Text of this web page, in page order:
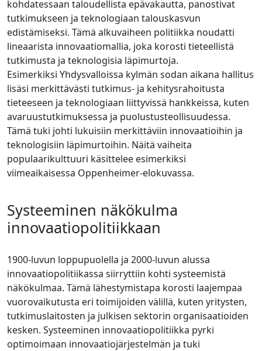
kohdatessaan taloudellista epävakautta, panostivat
tutkimukseen ja teknologiaan talouskasvun
edistämiseksi. Tämä alkuvaiheen politiikka noudatti
lineaarista innovaatiomallia, joka korosti tieteellistä
tutkimusta ja teknologisia läpimurtoja.
Esimerkiksi Yhdysvalloissa kylmän sodan aikana hallitus
lisäsi merkittävästi tutkimus- ja kehitysrahoitusta
tieteeseen ja teknologiaan liittyvissä hankkeissa, kuten
avaruustutkimuksessa ja puolustusteollisuudessa.
Tämä tuki johti lukuisiin merkittäviin innovaatioihin ja
teknologisiin läpimurtoihin. Näitä vaiheita
populaarikulttuuri käsittelee esimerkiksi
viimeaikaisessa Oppenheimer-elokuvassa.
Systeeminen näkökulma
innovaatiopolitiikkaan
1900-luvun loppupuolella ja 2000-luvun alussa
innovaatiopolitiikassa siirryttiin kohti systeemistä
näkökulmaa. Tämä lähestymistapa korosti laajempaa
vuorovaikutusta eri toimijoiden välillä, kuten yritysten,
tutkimuslaitosten ja julkisen sektorin organisaatioiden
kesken. Systeeminen innovaatiopolitiikka pyrki
optimoimaan innovaatiojärjestelmän ja tuki